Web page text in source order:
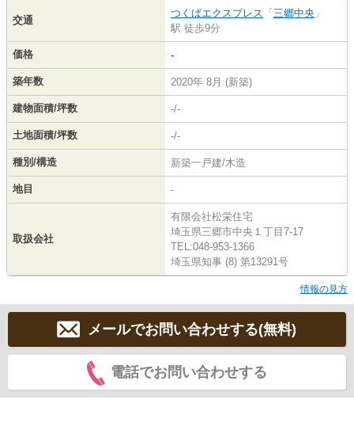
交通
つくばエクスプレス 「 三郷中央 」
駅 徒歩9分
価格 -
築年数 2020年 8月 (新築)
建物面積/坪数 -/-
土地面積/坪数 -/-
種別/構造 新築一戸建/木造
地目 -
取扱会社
有限会社松栄住宅
埼玉県三郷市中央１丁目7-17
TEL:048-953-1366
埼玉県知事 (8) 第13291号
情報の見方
メールでお問い合わせする(無料)
電話でお問い合わせする